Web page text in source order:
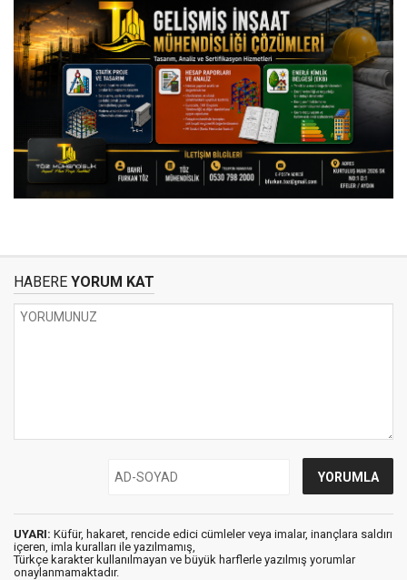
HABERE YORUM KAT
UYARI: Küfür, hakaret, rencide edici cümleler veya imalar, inançlara saldırı
içeren, imla kuralları ile yazılmamış,
Türkçe karakter kullanılmayan ve büyük harflerle yazılmış yorumlar
onaylanmamaktadır.